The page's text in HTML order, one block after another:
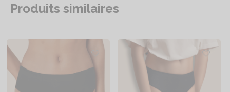
Produits similaires